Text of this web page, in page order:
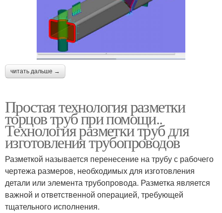
читать дальше →
Простая технология разметки
торцов труб при помощи..
Технология разметки труб для
изготовления трубопроводов
Разметкой называется перенесение на трубу с рабочего
чертежа размеров, необходимых для изготовления
детали или элемента трубопровода. Разметка является
важной и ответственной операцией, требующей
тщательного исполнения.